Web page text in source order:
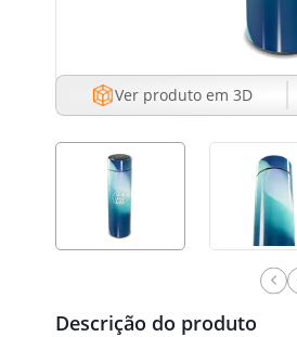
Ver produto em 3D
Descrição do produto